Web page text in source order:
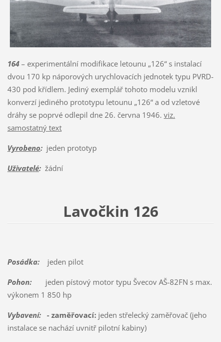
164– experimentální modifikace letounu „126“ s instalací
dvou 170 kp náporových urychlovacích jednotek typu PVRD-
430 pod křídlem. Jediný exemplář tohoto modelu vznikl
konverzí jediného prototypu letounu „126“ a od vzletové
dráhy se poprvé odlepil dne 26. června 1946. viz.
samostatný text
Vyrobeno:jeden prototyp
Uživatelé:žádní
Lavočkin 126
Posádka:jeden pilot
Pohon:jeden pístový motor typu Švecov AŠ-82FN s max.
výkonem 1 850 hp
Vybavení: - zaměřovací: jeden střelecký zaměřovač (jeho
instalace se nachází uvnitř pilotní kabiny)